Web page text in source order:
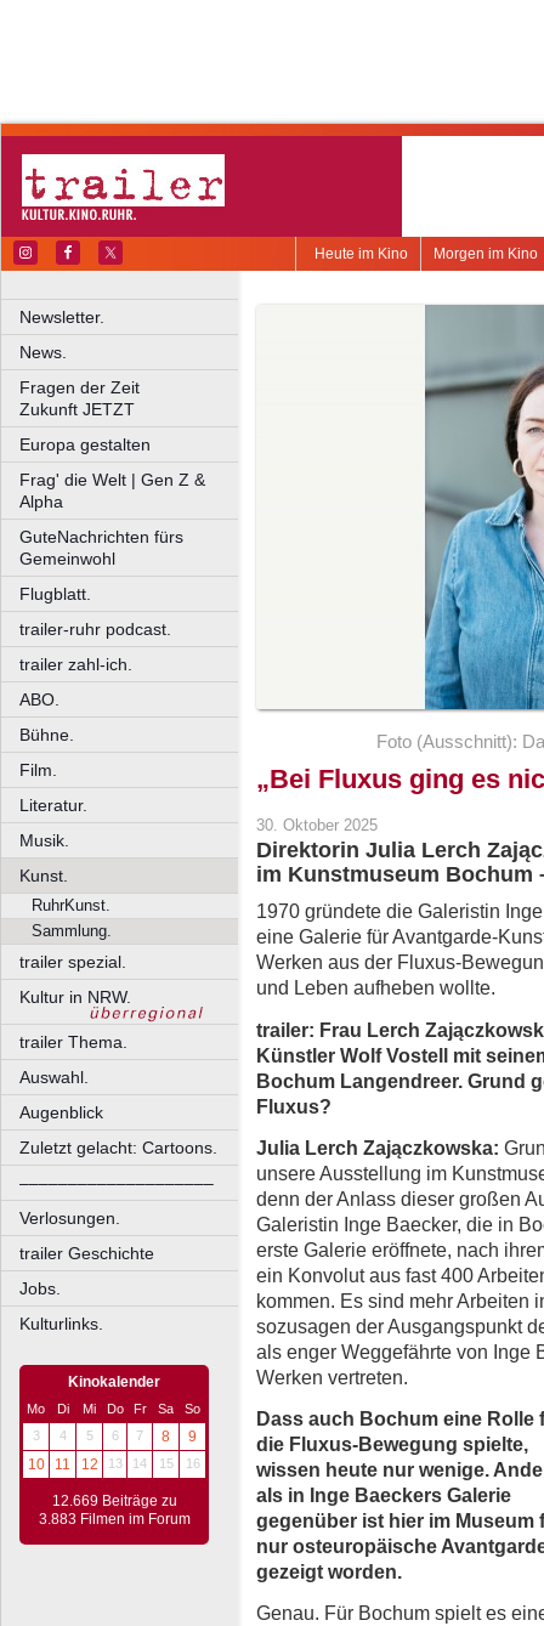
Morgen im Kino
Heute im Kino
Newsletter.
News.
Fragen der Zeit
Zukunft JETZT
Europa gestalten
Frag' die Welt | Gen Z &
Alpha
GuteNachrichten fürs
Gemeinwohl
Flugblatt.
trailer-ruhr podcast.
trailer zahl-ich.
ABO.
Bühne.
Film.
Literatur.
Musik.
Kunst.
RuhrKunst.
Sammlung.
trailer spezial.
Kultur in NRW.
trailer Thema.
Auswahl.
Augenblick
Zuletzt gelacht: Cartoons.
––––––––––––––––––––
Verlosungen.
trailer Geschichte
Jobs.
Kulturlinks.
Kinokalender
Mo Di Mi Do Fr Sa
So
3
4 5 6 7 8
9
10
11 12 13 14 15 16
12.669 Beiträge zu
3.883 Filmen im Forum
Foto (Ausschnitt):
„Bei Fluxus ging es
30. Oktober 2025
Direktorin Julia Lerch
im Kunstmuseum Bochum
1970 gründete die Galeristin
eine Galerie für Avantgarde-
Werken aus der Fluxus-
und Leben aufheben wollte.
trailer: Frau Lerch
Künstler Wolf Vostell mit
Bochum Langendreer. Grund
Fluxus?
Julia Lerch Zajączkowska:
unsere Ausstellung im
denn der Anlass dieser großen
Galeristin Inge Baecker, die in
erste Galerie eröffnete, nach
ein Konvolut aus fast 400
kommen. Es sind mehr Arbeiten
sozusagen der Ausgangspunkt
als enger Weggefährte von Inge
Werken vertreten.
Dass auch Bochum eine Rolle
die Fluxus-Bewegung spielte,
wissen heute nur wenige.
als in Inge Baeckers Galerie
gegenüber ist hier im Museum
nur osteuropäische
gezeigt worden.
Genau. Für Bochum spielt es